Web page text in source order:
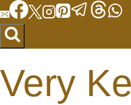
Перейти
до
вмісту
Very